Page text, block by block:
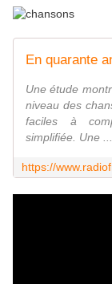
En quarante
Une étude
niveau des
faciles à
simplifiée. Une ...